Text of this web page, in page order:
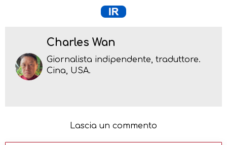
Charles Wan
Giornalista indipendente, traduttore.
Cina, USA.
Lascia un commento